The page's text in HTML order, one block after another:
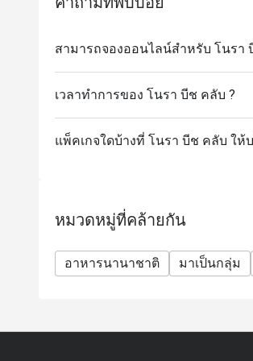
หากลูกค้ามาถึงก่อนเวลาที่จอง ส
ถูกต้องหากลูกค้ามาถึง ช้ากว่าเ
หากลูกค้ายังคงต้องการรับส่วน
ของการจองใหม่อาจแตกต่างจาก
สามารถจองออนไลน์สำหรับ โนรา
เวลาทำการของ โนรา บีช คลับ ?
แพ็คเกจใดบ้างที่ โนรา บีช คลับ ให้
หมวดหมู่ที่คล้ายกัน
อาหารนานาชาติ มาเป็นกลุ่ม